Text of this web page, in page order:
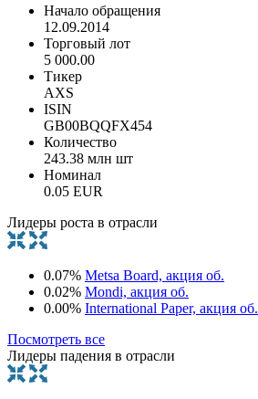
Начало обращения
12.09.2014
Торговый лот
5 000.00
Тикер
AXS
ISIN
GB00BQQFX454
Количество
243.38 млн шт
Номинал
0.05 EUR
Лидеры роста в отрасли
0.07% Metsa Board, акция об.
0.02% Mondi, акция об.
0.00% International Paper, акция об.
Посмотреть все
Лидеры падения в отрасли